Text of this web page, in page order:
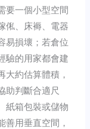
要一個小型空間
俬、床褥、電器
易損壞；若倉位
驗的用家都會建
大約估算體積，
助判斷合適尺
紙箱包裝或儲物
善用垂直空間，